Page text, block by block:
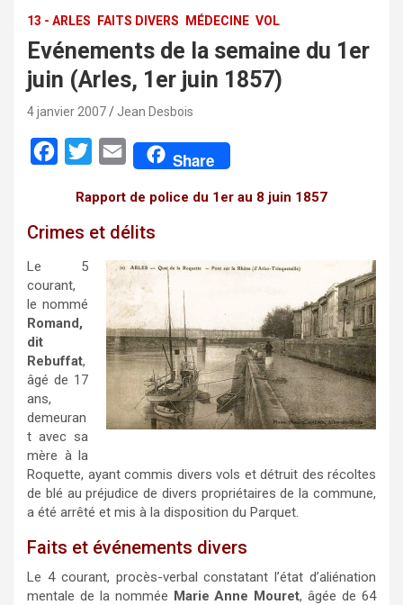
13 - ARLES FAITS DIVERS MÉDECINE VOL
Evénements de la semaine du 1er
juin (Arles, 1er juin 1857)
4 janvier 2007 Jean Desbois
e
o
o
i
t
E
a
i
l
Share
Rapport de police du 1er au 8 juin 1857
Crimes et délits
Le 5
courant,
le nommé
Romand,
dit
Rebuffat,
âgé de 17
ans,
demeuran
t avec sa
mère à la
Roquette, ayant commis divers vols et détruit des récoltes
de blé au préjudice de divers propriétaires de la com­mune,
a été arrêté et mis à la disposition du Parquet.
Faits et événements divers
Le 4 courant, procès-verbal constatant l’état d’alié­na­tion
mentale de la nommée Marie Anne Mouret, âgée de 64